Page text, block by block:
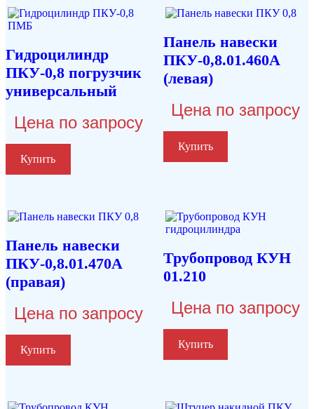
Гидроцилиндр
ПКУ-0,8 погрузчик
универсальный
Цена по запросу
Купить
Панель навески
ПКУ-0,8.01.460А
(левая)
Цена по запросу
Купить
Панель навески
ПКУ-0,8.01.470А
(правая)
Цена по запросу
Купить
Трубопровод КУН
01.210
Цена по запросу
Купить